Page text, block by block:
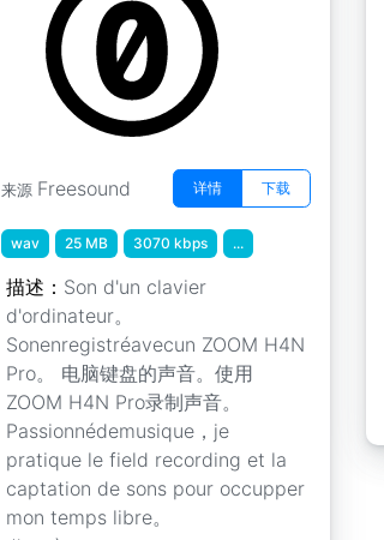
来源 Freesound 详情 下载
wav 25 MB 3070 kbps ...
描述： Son d'un clavier
d'ordinateur。
Sonenregistréavecun ZOOM H4N
Pro。 电脑键盘的声音。使用
ZOOM H4N Pro录制声音。
Passionnédemusique，je
pratique le field recording et la
captation de sons pour occupper
mon temps libre。